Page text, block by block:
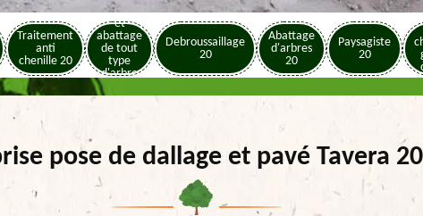
Traitement
anti
chenille 20
Elagage
et
abattage
de tout
type
d'arbre
Debroussaillage
20
Abattage
d'arbres
20
Paysagiste
20
pose de dallage et pavé Tavera